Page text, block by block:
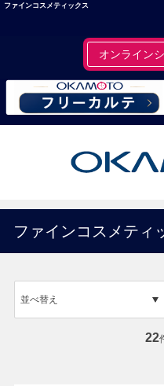
ファインコスメティックス
オンライン
ファインコスメティ
並べ替え
22